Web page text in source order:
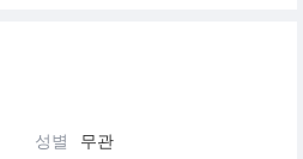
성별
무관